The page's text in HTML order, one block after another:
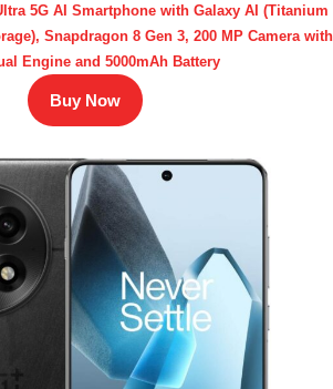
5G AI Smartphone with Galaxy AI (Titanium
Snapdragon 8 Gen 3, 200 MP Camera with
Engine and 5000mAh Battery
Buy Now